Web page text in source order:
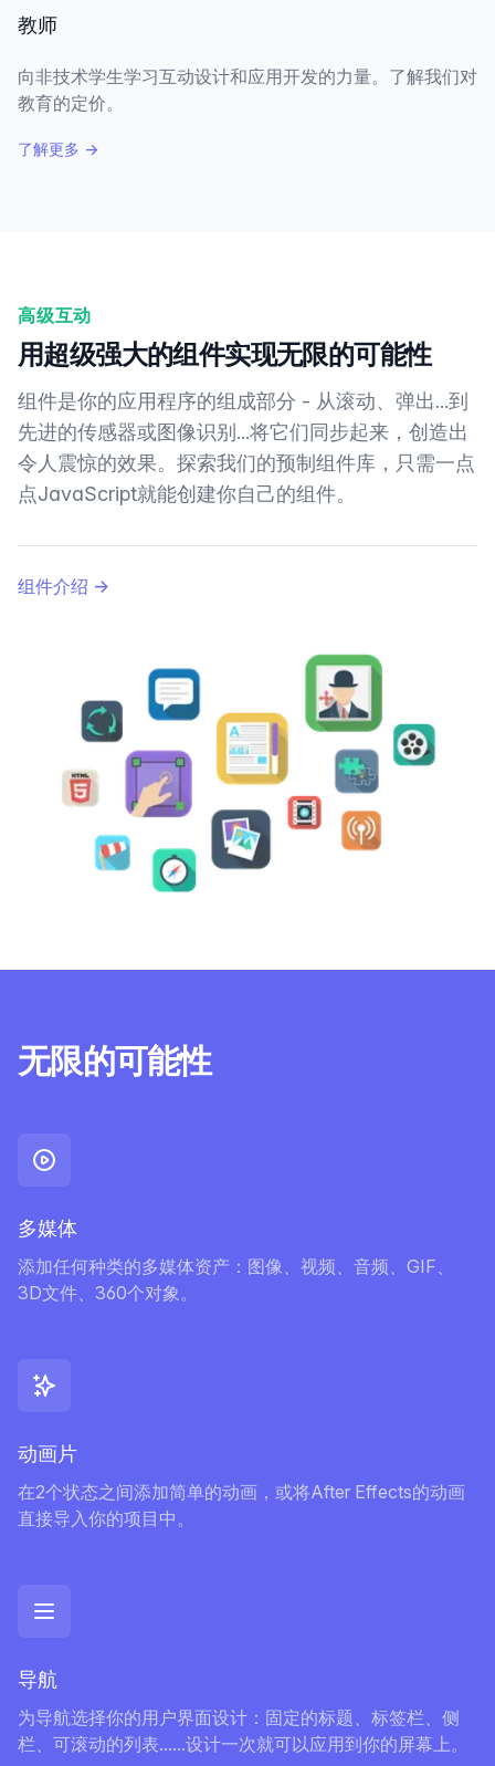
教师
向非技术学生学习互动设计和应用开发的力量。了解我们对
教育的定价。
了解更多 →
高级互动
用超级强大的组件实现无限的可能性
组件是你的应用程序的组成部分 - 从滚动、弹出...到
先进的传感器或图像识别...将它们同步起来，创造出
令人震惊的效果。探索我们的预制组件库，只需一点
点JavaScript就能创建你自己的组件。
组件介绍 →
无限的可能性
多媒体
添加任何种类的多媒体资产：图像、视频、音频、GIF、
3D文件、360个对象。
动画片
在2个状态之间添加简单的动画，或将After Effects的动画
直接导入你的项目中。
导航
为导航选择你的用户界面设计：固定的标题、标签栏、侧
栏、可滚动的列表......设计一次就可以应用到你的屏幕上。